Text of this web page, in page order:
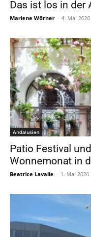
Das ist los in der
Marlene Wörner - 4. Mai 2026
Andalusien
Patio Festival
Wonnemonat in
Beatrice Lavalle - 1. Mai 2026